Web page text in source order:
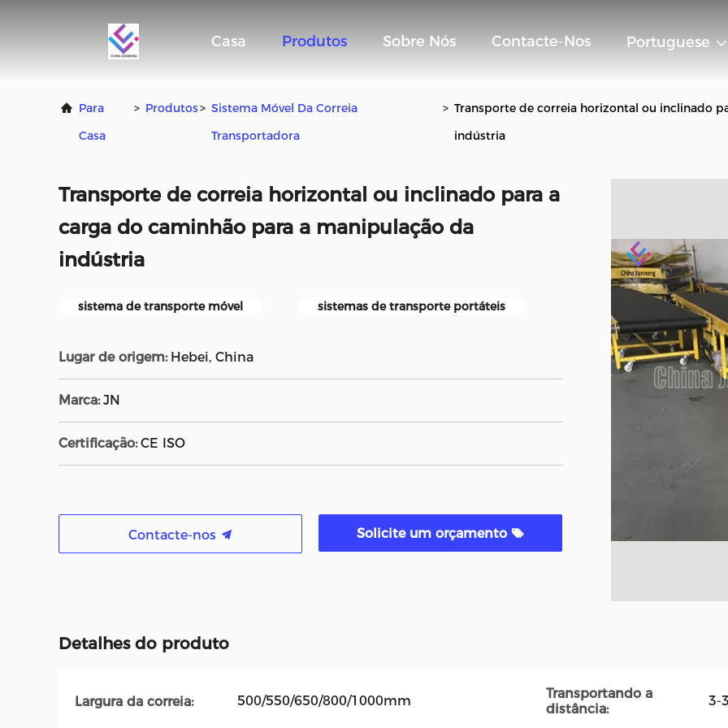
Casa Produtos Sobre Nós Contacte-Nos Portuguese
Para
Casa
> Produtos> Sistema Móvel Da Correia
Transportadora
> Transporte de correia horizontal ou inclinado
indústria
Transporte de correia horizontal ou inclinado para a
carga do caminhão para a manipulação da
indústria
sistema de transporte móvel sistemas de transporte portáteis
Lugar de origem: Hebei, China
Marca: JN
Certificação: CE ISO
Contacte-nos Solicite um orçamento
Detalhes do produto
Largura da correia: 500/550/650/800/1000mm
Transportando a
distância:
3-